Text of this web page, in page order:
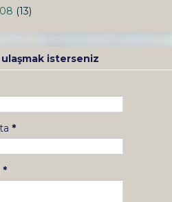
(13)
ulaşmak isterseniz
*
*